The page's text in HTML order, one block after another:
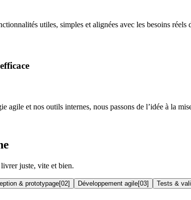
utiles, simples et alignées avec les besoins réels
agile et nos outils internes, nous passons de l’idée à la
juste, vite et bien.
& prototypage[02] Développement agile[03] Tests &